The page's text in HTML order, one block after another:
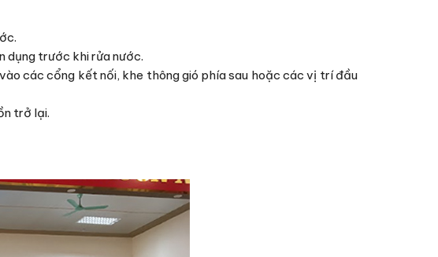
dụng trước khi rửa nước.
các cổng kết nối, khe thông gió phía sau hoặc các vị trí đầu
trở lại.